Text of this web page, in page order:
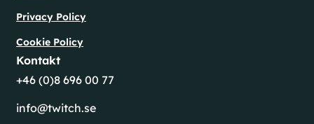
Privacy Policy
Cookie Policy
Kontakt
+46 (0)8 696 00 77
info@twitch.se